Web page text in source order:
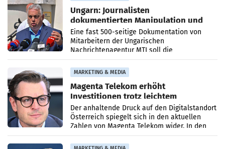
Ungarn: Journalisten
dokumentierten Manipulation und
Zensur
Eine fast 500-seitige Dokumentation von
Mitarbeitern der Ungarischen
Nachrichtenagentur MTI soll die
systematische Nachrichten-Manipulation und
Zensur bei der Agentur während der Zeit
MARKETING & MEDIA
Magenta Telekom erhöht
Investitionen trotz leichtem
Umsatzrückgang
Der anhaltende Druck auf den Digitalstandort
Österreich spiegelt sich in den aktuellen
Zahlen von Magenta Telekom wider. In den
ersten sechs Monaten des laufenden Jahres
verzeichnete